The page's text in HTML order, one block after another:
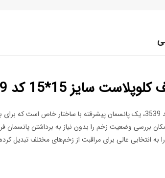
سایز 15*15 کد 3539
کامفیل شفاف کلوپلاست سایز 15*15 کد 3539، یک پانسمان
بررسی وضعیت زخم را بدون نیاز به برداشتن
به انتخابی عالی برای مراقبت از زخم‌های مختلف تبدیل